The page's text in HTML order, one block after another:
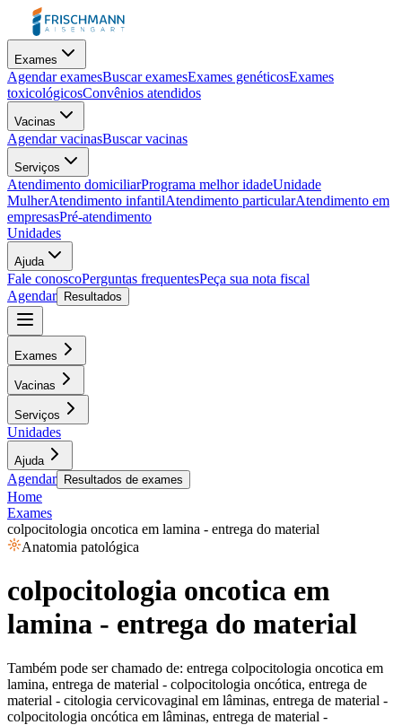
Exames
Agendar examesBuscar examesExames genéticosExames
toxicológicosConvênios atendidos
Vacinas
Agendar vacinasBuscar vacinas
Serviços
Atendimento domiciliarPrograma melhor idadeUnidade
MulherAtendimento infantilAtendimento particularAtendimento em
empresasPré-atendimento
Unidades
Ajuda
Fale conoscoPerguntas frequentesPeça sua nota fiscal
Agendar
Resultados
Exames
Vacinas
Serviços
Unidades
Ajuda
Agendar Resultados de exames
Home
Exames
colpocitologia oncotica em lamina - entrega do material
Anatomia patológica
colpocitologia oncotica em
lamina - entrega do material
Também pode ser chamado de: entrega colpocitologia oncotica em
lamina, entrega de material - colpocitologia oncótica, entrega de
material - citologia cervicovaginal em lâminas, entrega de material -
colpocitologia oncótica em lâminas, entrega de material -